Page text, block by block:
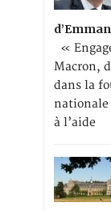
«
Macron,
dans la
à l’aide